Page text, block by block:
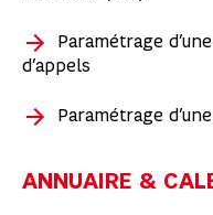
Paramétrage
d’appels
Paramétrage
ANNUAIRE &